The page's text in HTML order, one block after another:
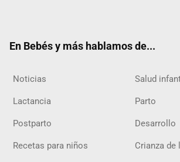
En Bebés y más hablamos de...
Noticias Salud
Lactancia Parto
Postparto Desarrollo
Recetas para niños Crianza